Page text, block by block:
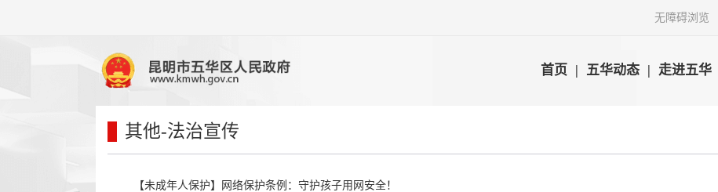
无障碍浏览
首页 | 五华动态 | 走进五华
其他-法治宣传
【未成年人保护】网络保护条例：守护孩子用网安全！